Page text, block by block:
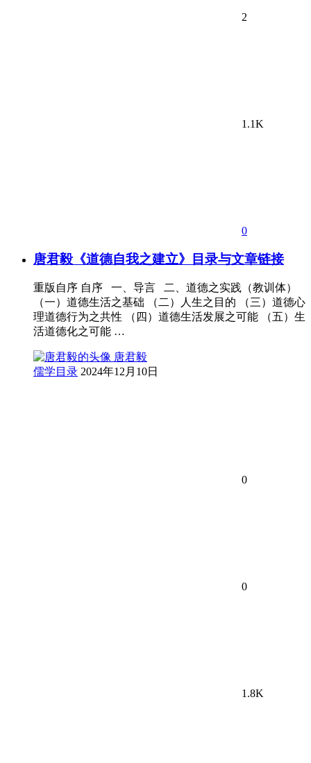
2
1.1K
0
唐君毅《道德自我之建立》目录与文章链接
重版自序 自序 一、导言 二、道德之实践（教训体）
（一）道德生活之基础 （二）人生之目的 （三）道德心
理道德行为之共性 （四）道德生活发展之可能 （五）生
活道德化之可能 …
唐君毅
儒学目录 2024年12月10日
0
0
1.8K